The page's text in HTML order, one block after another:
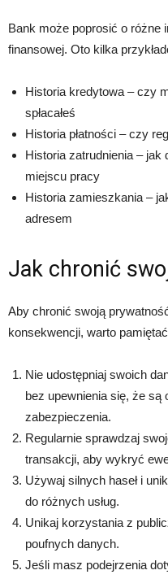
Bank może poprosić o różne
finansowej. Oto kilka
Historia kredytowa – czy
spłacałeś
Historia płatności – czy
Historia zatrudnienia – jak
miejscu pracy
Historia zamieszkania –
adresem
Jak chronić
Aby chronić swoją
konsekwencji, warto
Nie udostępniaj swoich
bez upewnienia się, że są
zabezpieczenia.
Regularnie sprawdzaj
transakcji, aby wykryć
Używaj silnych haseł i
do różnych usług.
Unikaj korzystania z
poufnych danych.
Jeśli masz podejrzenia